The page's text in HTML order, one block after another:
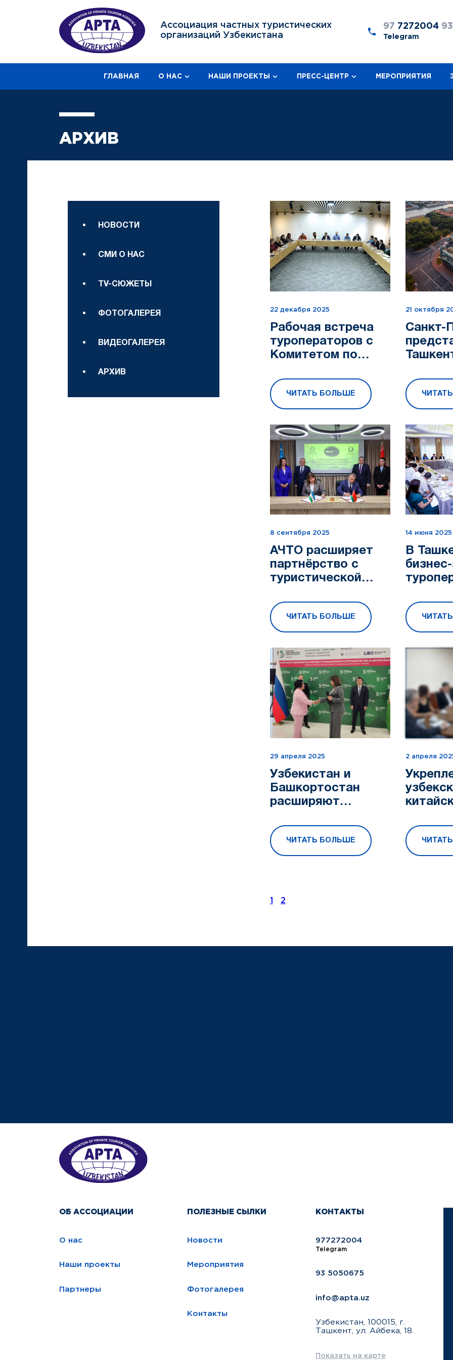
Ассоциация частных туристических
организаций Узбекистана
97 7272004 93
Telegram
ГЛАВНАЯ О НАС НАШИ ПРОЕКТЫ ПРЕСС-ЦЕНТР МЕРОПРИЯТИЯ
АРХИВ
НОВОСТИ
СМИ О НАС
TV-СЮЖЕТЫ
ФОТОГАЛЕРЕЯ
ВИДЕОГАЛЕРЕЯ
АРХИВ
22 декабря 2025
Рабочая встреча
туроператоров с
Комитетом по
Агентством
культурного
наследия
ЧИТАТЬ БОЛЬШЕ
21 октября
Санкт-
8 сентября 2025
АЧТО расширяет
партнёрство с
туристической
Беларуси
ЧИТАТЬ БОЛЬШЕ
14 июня 2025
В
29 апреля 2025
Узбекистан и
Башкортостан
расширяют
сотрудничество
ЧИТАТЬ БОЛЬШЕ
2 апреля
сфере
1 2
ОБ АССОЦИАЦИИ
О нас
Наши проекты
Партнеры
ПОЛЕЗНЫЕ СЫЛКИ
Новости
Мероприятия
Фотогалерея
Контакты
КОНТАКТЫ
977272004
Telegram
93 5050675
info@apta.uz
Узбекистан, 100015, г.
Ташкент, ул. Айбека, 18.
Показать на карте